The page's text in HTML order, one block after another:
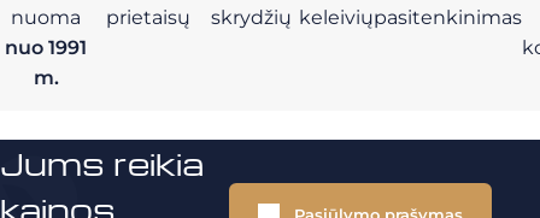
nuoma
nuo 1991
m.
prietaisų
skrydžių keleiviųpasitenkinimas
Jums reikia
kainos